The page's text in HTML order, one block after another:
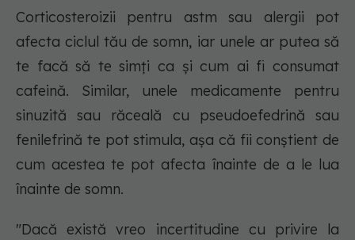
Corticosteroizii pentru astm sau alergii pot
afecta ciclul tău de somn, iar unele ar putea să
te facă să te simți ca și cum ai fi consumat
cafeină. Similar, unele medicamente pentru
sinuzită sau răceală cu pseudoefedrină sau
fenilefrină te pot stimula, așa că fii conștient de
cum acestea te pot afecta înainte de a le lua
înainte de somn.
"Dacă există vreo incertitudine cu privire la